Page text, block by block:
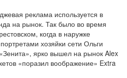
реклама используется в
на рынок. Так было во время
когда в наружке
хозяйки сети Ольги
ярко вышел на рынок Alex
«поразил воображение» Extra